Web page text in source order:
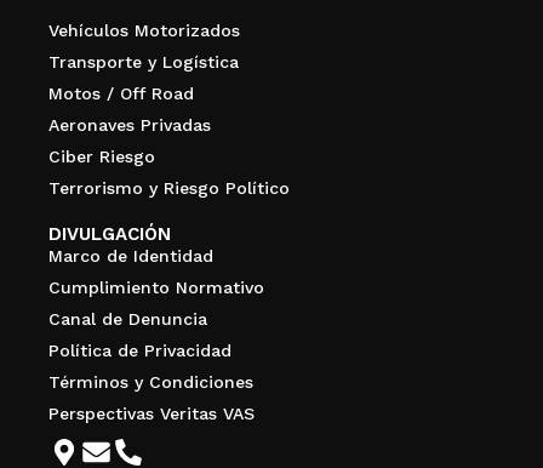
Vehículos Motorizados
Transporte y Logística
Motos / Off Road
Aeronaves Privadas
Ciber Riesgo
Terrorismo y Riesgo Político
DIVULGACIÓN
Marco de Identidad
Cumplimiento Normativo
Canal de Denuncia
Política de Privacidad
Términos y Condiciones
Perspectivas Veritas VAS